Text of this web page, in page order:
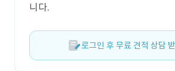
니다.
로그인 후 무료 견적 상담